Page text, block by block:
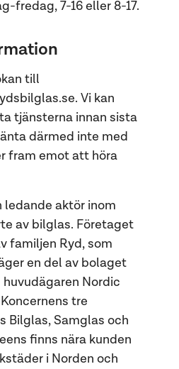
fredag, 7-16 eller 8-17.
till
Vi kan
tjänsterna innan sista
därmed inte med
fram emot att höra
ledande aktör inom
av bilglas. Företaget
familjen Ryd, som
en del av bolaget
Nordic
tre
Bilglas, Samglas och
finns nära kunden
i Norden och